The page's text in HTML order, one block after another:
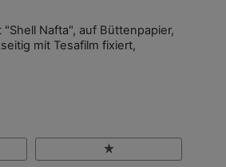
"Shell Nafta", auf Büttenpapier,
mit Tesafilm fixiert,